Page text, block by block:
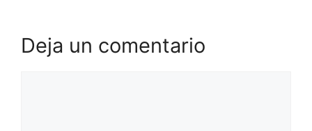
Deja un comentario